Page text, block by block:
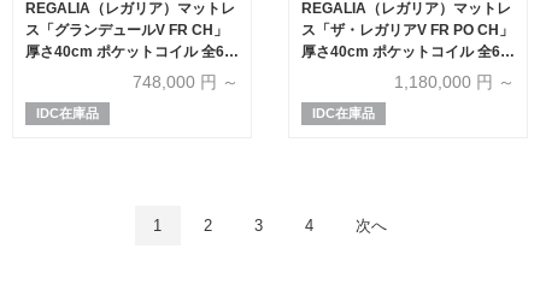
REGALIA（レガリア）マットレ
ス「グランデュールV FR CH」
厚さ40cm ポケットコイル 全6サ
748,000 円 ～
IDC在庫品
REGALIA（レガリア）マットレ
ス「ザ・レガリアV FR PO CH」
厚さ40cm ポケットコイル 全6サ
1,180,000 円 ～
IDC在庫品
1 2 3 4 次へ